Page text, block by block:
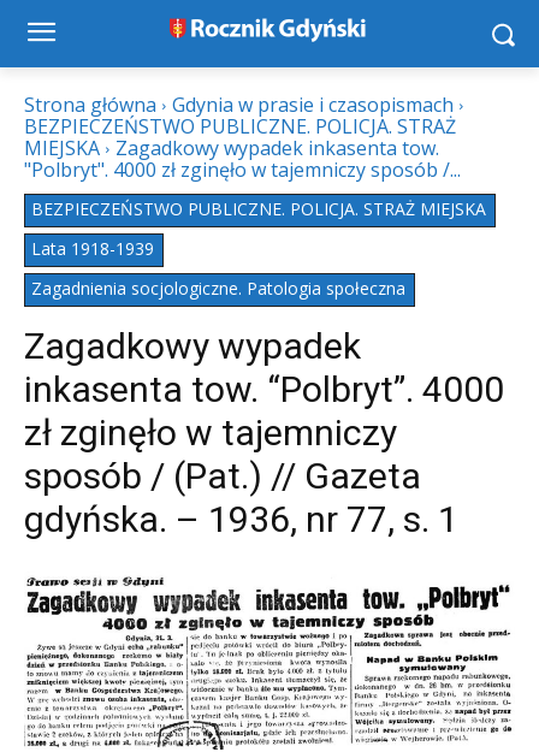
Strona główna
Gdynia w prasie i czasopismach
BEZPIECZEŃSTWO PUBLICZNE. POLICJA. STRAŻ
MIEJSKA
Zagadkowy wypadek inkasenta tow.
"Polbryt". 4000 zł zginęło w tajemniczy sposób /...
BEZPIECZEŃSTWO PUBLICZNE. POLICJA. STRAŻ MIEJSKA
Lata 1918-1939
Zagadnienia socjologiczne. Patologia społeczna
Zagadkowy wypadek
inkasenta tow. “Polbryt”. 4000
zł zginęło w tajemniczy
sposób / (Pat.) // Gazeta
gdyńska. – 1936, nr 77, s. 1